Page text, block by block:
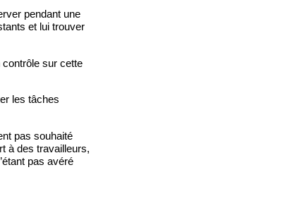
pendant une
et lui trouver
contrôle sur cette
les tâches
pas souhaité
à des travailleurs,
pas avéré